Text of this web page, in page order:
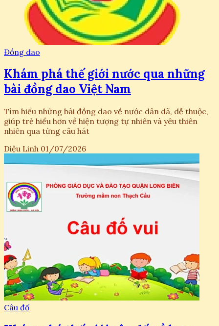
Đồng dao
Khám phá thế giới nước qua những
bài đồng dao Việt Nam
Tìm hiểu những bài đồng dao về nước dân dã, dễ thuộc,
giúp trẻ hiểu hơn về hiện tượng tự nhiên và yêu thiên
nhiên qua từng câu hát
Diệu Linh 01/07/2026
Câu đố